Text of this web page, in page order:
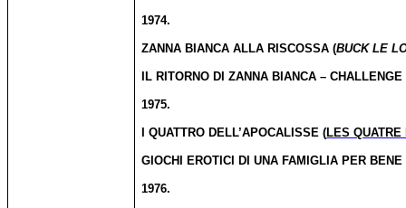
1974.
ZANNA BIANCA ALLA RISCOSSA (BUCK LE
IL RITORNO DI ZANNA BIANCA –
1975.
I QUATTRO DELL’APOCALISSE (LES QUATRE
GIOCHI EROTICI DI UNA FAMIGLIA PER
1976.